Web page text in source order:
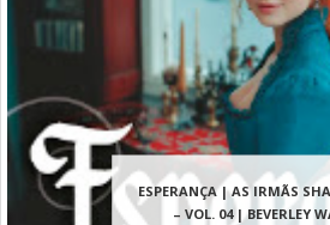
ESPERANÇA | AS IRMÃS
– VOL. 04 | BEVERLEY